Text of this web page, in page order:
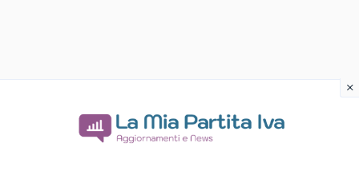
×